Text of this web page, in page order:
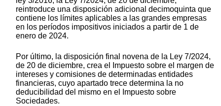
reintroduce una disposición adicional decimoquinta que
contiene los límites aplicables a las grandes empresas
en los períodos impositivos iniciados a partir de 1 de
enero de 2024.
Por último, la disposición final novena de la Ley 7/2024,
de 20 de diciembre, crea el Impuesto sobre el margen de
intereses y comisiones de determinadas entidades
financieras, cuyo apartado trece determina la no
deducibilidad del mismo en el Impuesto sobre
Sociedades.